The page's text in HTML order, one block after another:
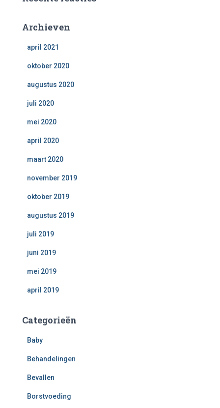
Archieven
april 2021
oktober 2020
augustus 2020
juli 2020
mei 2020
april 2020
maart 2020
november 2019
oktober 2019
augustus 2019
juli 2019
juni 2019
mei 2019
april 2019
Categorieën
Baby
Behandelingen
Bevallen
Borstvoeding